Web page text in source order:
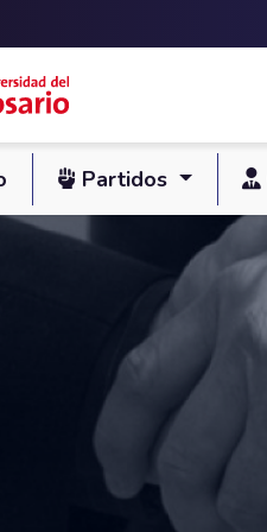
principal
Partidos